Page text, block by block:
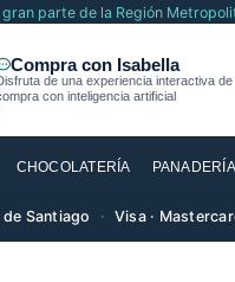
gran parte de la Región
CHOCOLATERÍA PANADERÍA
de Santiago · Visa ·